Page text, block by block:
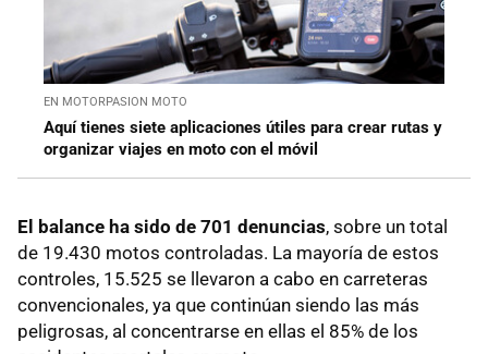
EN MOTORPASION MOTO
Aquí tienes siete aplicaciones útiles para crear rutas y
organizar viajes en moto con el móvil
El balance ha sido de 701 denuncias, sobre un total
de 19.430 motos controladas. La mayoría de estos
controles, 15.525 se llevaron a cabo en carreteras
convencionales, ya que continúan siendo las más
peligrosas, al concentrarse en ellas el 85% de los